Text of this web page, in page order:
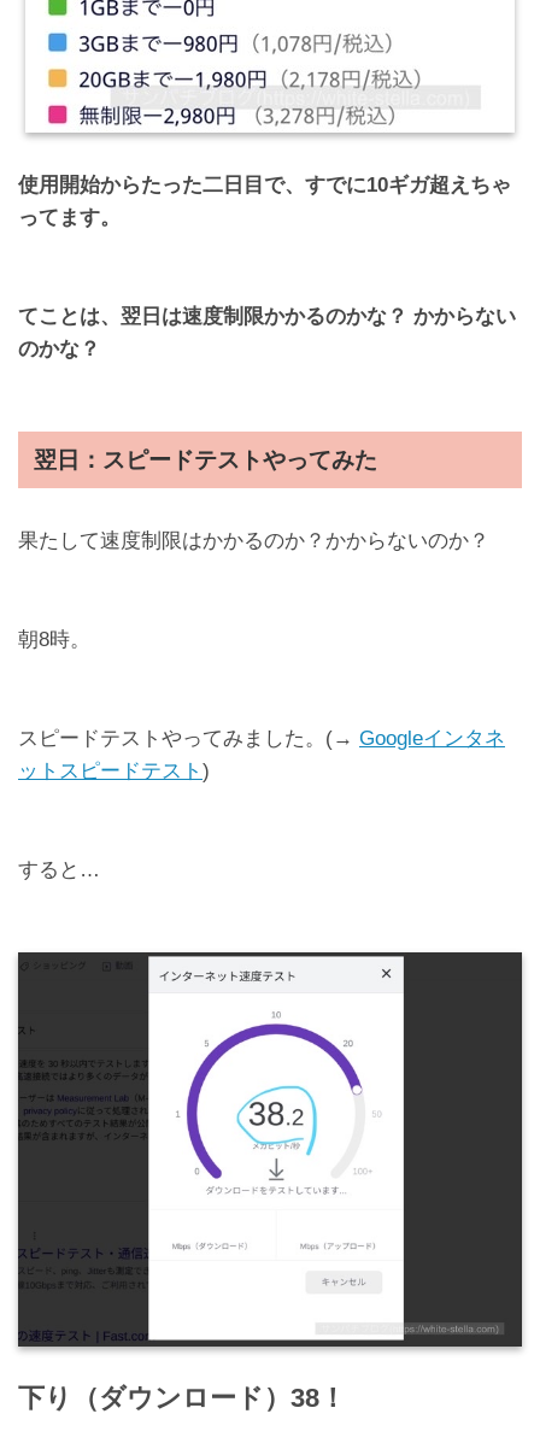
使用開始からたった二日目で、すでに10ギガ超えちゃ
ってます。
てことは、翌日は速度制限かかるのかな？ かからない
のかな？
翌日：スピードテストやってみた
果たして速度制限はかかるのか？かからないのか？
朝8時。
スピードテストやってみました。(→ Googleインタネ
ットスピードテスト )
すると…
下り（ダウンロード）38！